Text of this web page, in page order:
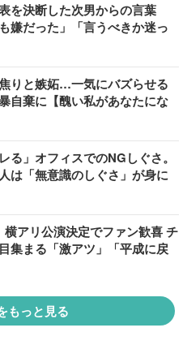
を決断した次男からの言葉
嫌だった」「言うべきか迷っ
りと嫉妬…一気にバズらせる
自棄に【醜い私があなたにな
る」オフィスでのNGしぐさ。
は「無意識のしぐさ」が身に
アリ公演決定でファン歓喜 チ
集まる「激アツ」「平成に戻
もっと見る